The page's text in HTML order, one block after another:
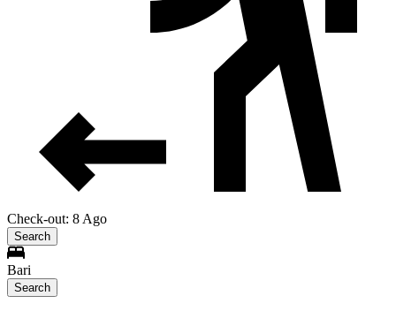
Check-out: 8 Ago
Search
Bari
Search